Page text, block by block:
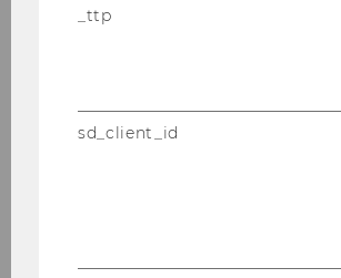
Plea­se note that for this po­si­ti­on,
ment agree­ment can be
ri­od of two years. Under the
per­son­nel de­ve­lo­p­ment plan, the
As­si­stant Pro­fes­sor, ten­ure track,
an em­ploy­ment pe­ri­od of not
years. After suc­cess­ful ful­fill­ment
p­ment agree­ment made,
_ttp
sd_client_id